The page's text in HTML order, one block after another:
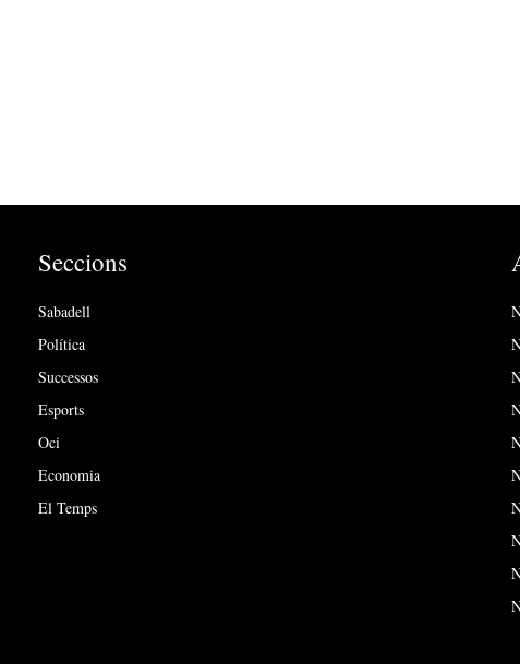
Seccions
Sabadell
Política
Successos
Esports
Oci
Economia
El Temps